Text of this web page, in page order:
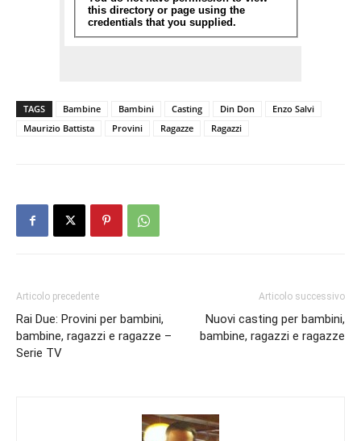
TAGS Bambine Bambini Casting Din Don
Enzo Salvi
Maurizio Battista
Provini Ragazze Ragazzi
Articolo precedente
Rai Due: Provini per bambini,
bambine, ragazzi e ragazze –
Serie TV
Articolo successivo
Nuovi casting per bambini,
bambine, ragazzi e ragazze